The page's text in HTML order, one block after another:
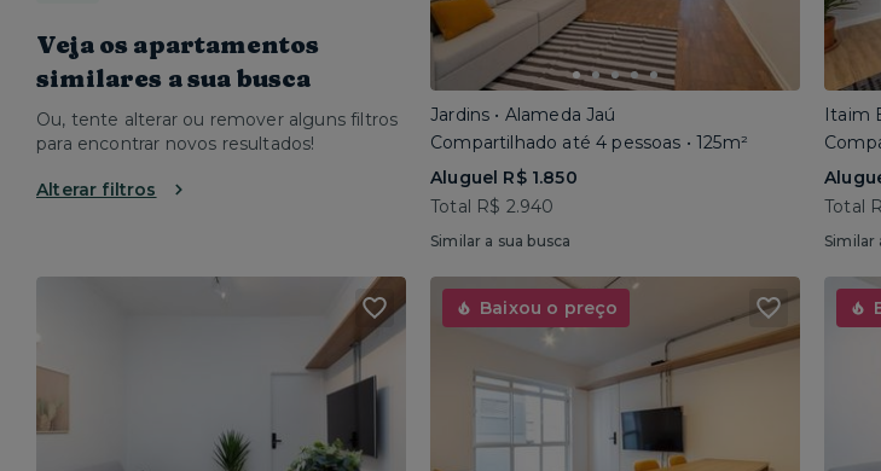
Veja os apartamentos
similares a sua busca
Ou, tente alterar ou remover alguns filtros
para encontrar novos resultados!
Alterar filtros
Jardins • Alameda Jaú
Compartilhado até 4 pessoas • 125m²
Aluguel R$ 1.850
Total R$ 2.940
Similar a sua busca
Itaim
Total
Similar
Baixou o preço